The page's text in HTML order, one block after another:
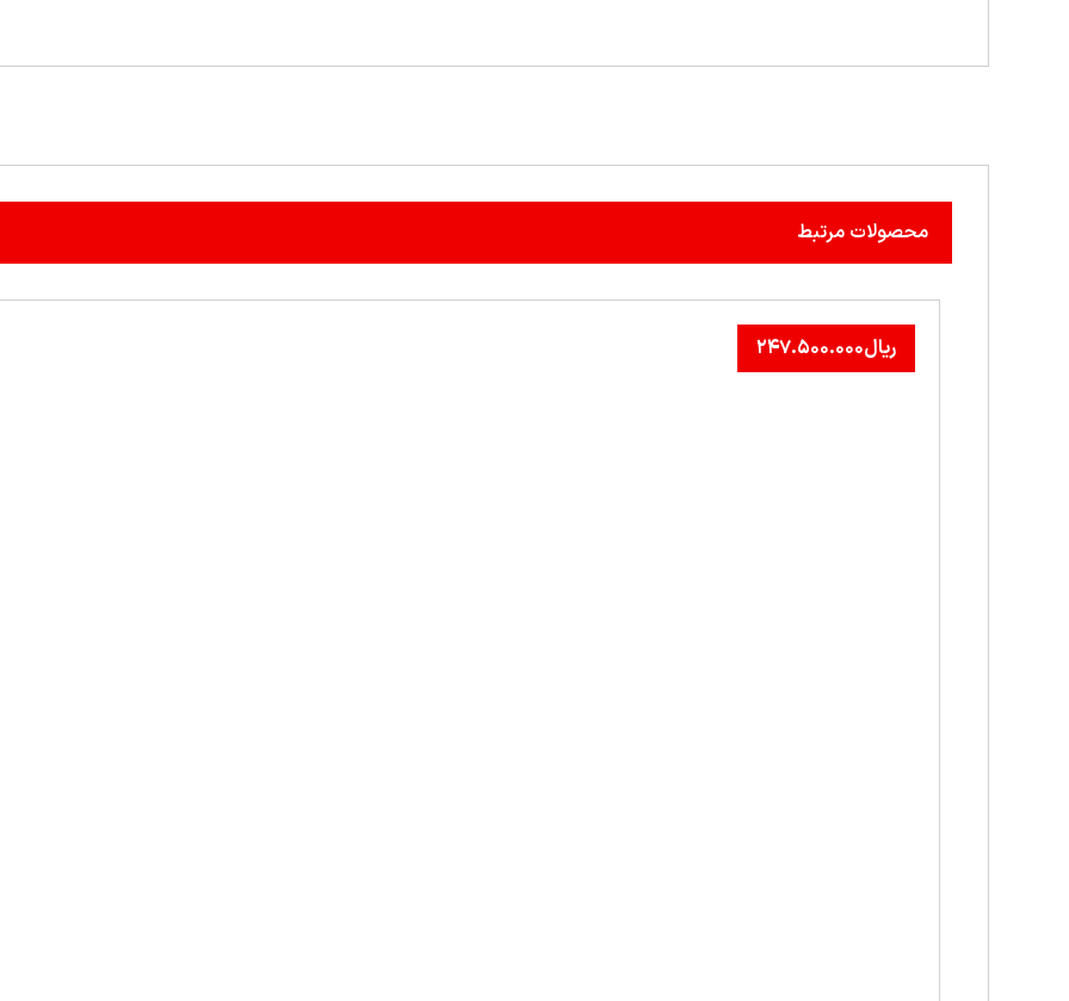
محصولات مرتبط
ریال۲۴۷.۵۰۰.۰۰۰